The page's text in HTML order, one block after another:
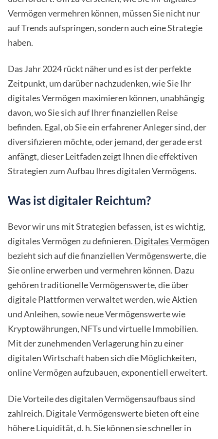
Vermögen vermehren können, müssen Sie nicht nur
auf Trends aufspringen, sondern auch eine Strategie
haben.
Das Jahr 2024 rückt näher und es ist der perfekte
Zeitpunkt, um darüber nachzudenken, wie Sie Ihr
digitales Vermögen maximieren können, unabhängig
davon, wo Sie sich auf Ihrer finanziellen Reise
befinden. Egal, ob Sie ein erfahrener Anleger sind, der
diversifizieren möchte, oder jemand, der gerade erst
anfängt, dieser Leitfaden zeigt Ihnen die effektiven
Strategien zum Aufbau Ihres digitalen Vermögens.
Was ist digitaler Reichtum?
Bevor wir uns mit Strategien befassen, ist es wichtig,
digitales Vermögen zu definieren. Digitales Vermögen
bezieht sich auf die finanziellen Vermögenswerte, die
Sie online erwerben und vermehren können. Dazu
gehören traditionelle Vermögenswerte, die über
digitale Plattformen verwaltet werden, wie Aktien
und Anleihen, sowie neue Vermögenswerte wie
Kryptowährungen, NFTs und virtuelle Immobilien.
Mit der zunehmenden Verlagerung hin zu einer
digitalen Wirtschaft haben sich die Möglichkeiten,
online Vermögen aufzubauen, exponentiell erweitert.
Die Vorteile des digitalen Vermögensaufbaus sind
zahlreich. Digitale Vermögenswerte bieten oft eine
höhere Liquidität, d. h. Sie können sie schneller in